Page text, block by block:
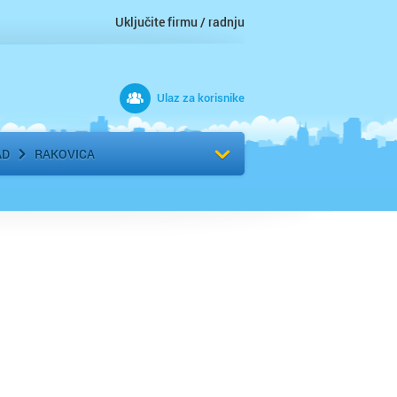
Uključite firmu / radnju
Ulaz za korisnike
RAKOVICA